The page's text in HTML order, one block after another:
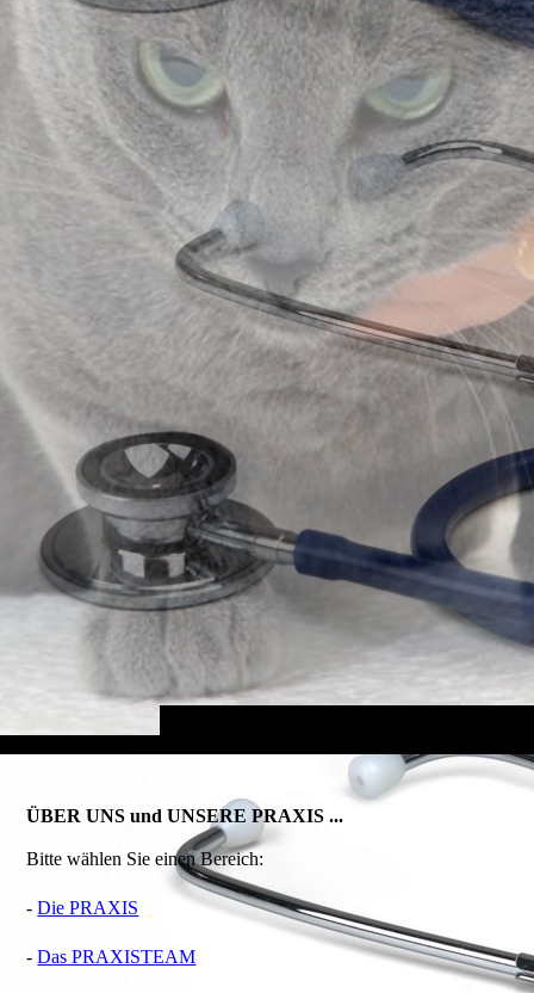
ÜBER UNS und UNSERE PRAXIS ...
Bitte wählen Sie einen Bereich:
-Die PRAXIS
-Das PRAXISTEAM